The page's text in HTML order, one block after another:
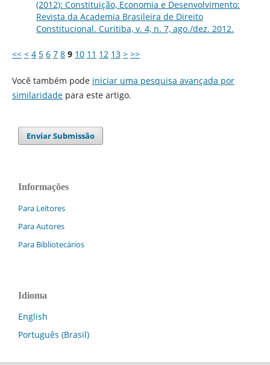
(2012): Constituição, Economia e Desenvolvimento:
Revista da Academia Brasileira de Direito
Constitucional. Curitiba, v. 4, n. 7, ago./dez. 2012.
<< < 4 5 6 7 8 9 10 11 12 13 > >>
Você também pode iniciar uma pesquisa avançada por
similaridadepara este artigo.
Enviar Submissão
Informações
Para Leitores
Para Autores
Para Bibliotecários
Idioma
English
Português (Brasil)